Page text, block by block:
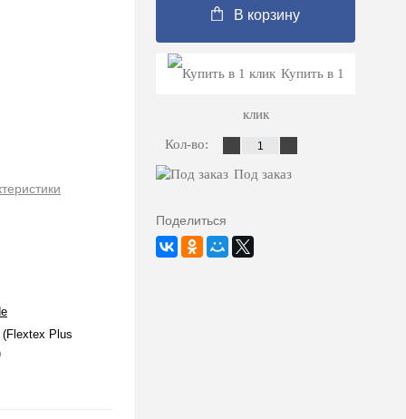
Plus
В корзину
Купить в 1
клик
Кол-во:
Под заказ
Поделиться